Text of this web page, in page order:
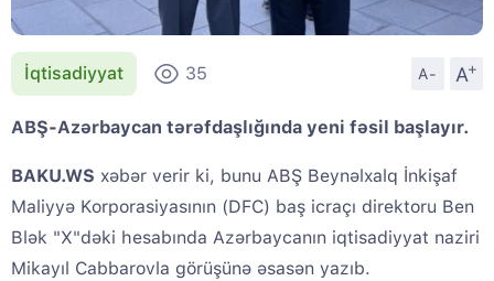
İqtisadiyyat 35 A- A
+
ABŞ-Azərbaycan tərəfdaşlığında yeni fəsil başlayır.
BAKU.WS xəbər verir ki, bunu ABŞ Beynəlxalq İnkişaf
Maliyyə Korporasiyasının (DFC) baş icraçı direktoru Ben
Blək "X"dəki hesabında Azərbaycanın iqtisadiyyat naziri
Mikayıl Cabbarovla görüşünə əsasən yazıb.